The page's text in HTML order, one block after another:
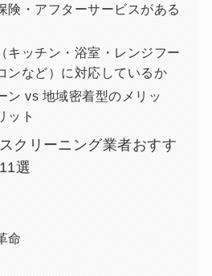
険・アフターサービスがある
キッチン・浴室・レンジフー
ンなど）に対応しているか
ン vs 地域密着型のメリッ
ット
クリーニング業者おすす
選
命